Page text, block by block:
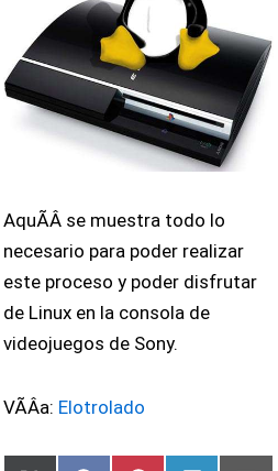
AquÃ­Â­ se muestra todo lo
necesario para poder realizar
este proceso y poder disfrutar
de Linux en la consola de
videojuegos de Sony.
VÃ­Â­a: Elotrolado